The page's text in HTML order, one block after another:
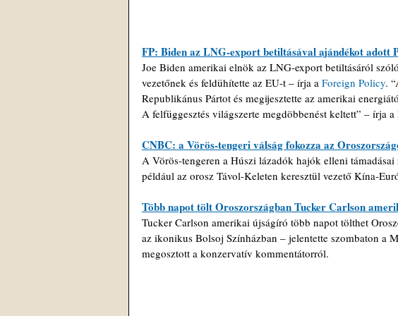
FP: Biden az LNG-export betiltásával ajándékot adott
Joe Biden amerikai elnök az LNG-export betiltásáról
vezetőnek és feldühítette az EU-t – írja a Foreign Policy.
Republikánus Pártot és megijesztette az amerikai
A felfüggesztés világszerte megdöbbenést keltett” – írja a
CNBC: a Vörös-tengeri válság fokozza az
A Vörös-tengeren a Húszi lázadók hajók elleni
például az orosz Távol-Keleten keresztül vezető Kína-
Több napot tölt Oroszországban Tucker Carlson
Tucker Carlson amerikai újságíró több napot tölthet
az ikonikus Bolsoj Színházban – jelentette szombaton a
megosztott a konzervatív kommentátorról.